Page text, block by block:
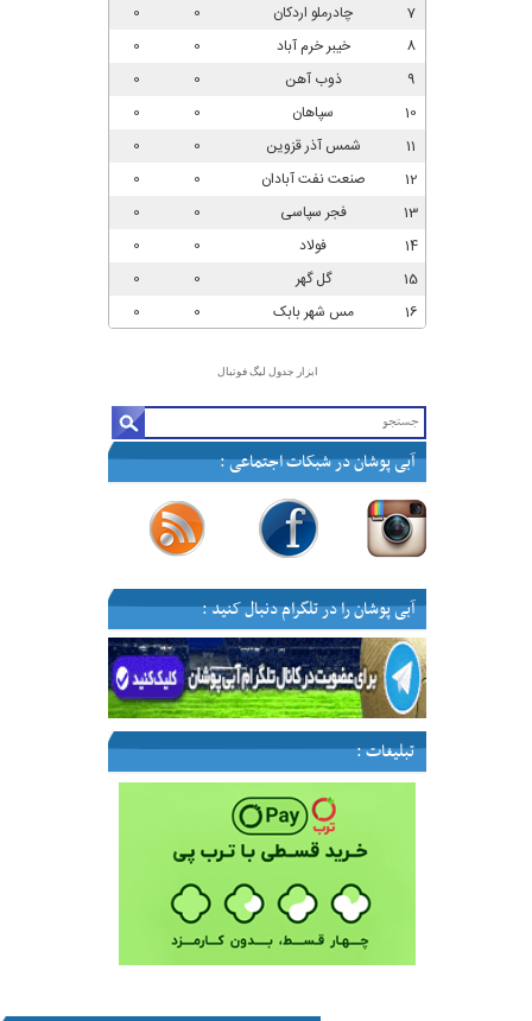
ابزار جدول لیگ فوتبال
آبی پوشان در شبکات اجتماعی :
آبی پوشان را در تلگرام دنبال کنید :
تبلیغات :